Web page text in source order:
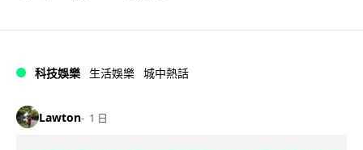
科技娛樂 生活娛樂 城中熱話
Lawton 1 日